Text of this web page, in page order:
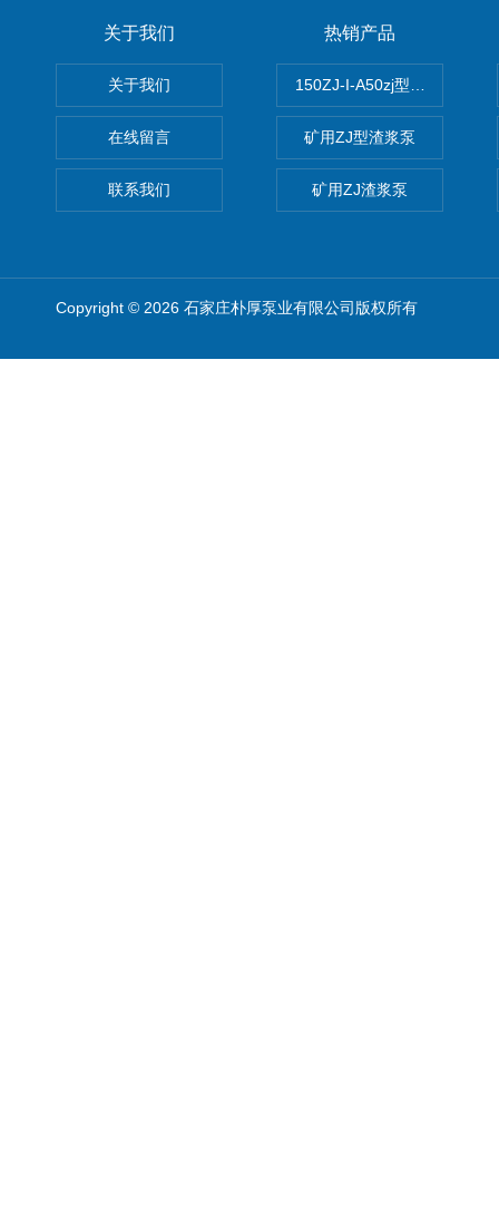
关于我们
关于我们
在线留言
联系我们
热销产品
150ZJ-I-A50zj型渣浆泵
矿用ZJ型渣浆泵
矿用ZJ渣浆泵
Copyright © 2026 石家庄朴厚泵业有限公司版权所有